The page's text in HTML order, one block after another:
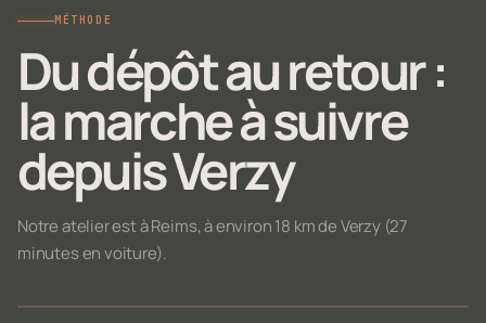
MÉTHODE
Du dépôt au retour :
la marche à suivre
depuis Verzy
Notre atelier est à Reims, à environ 18 km de Verzy (27
minutes en voiture).